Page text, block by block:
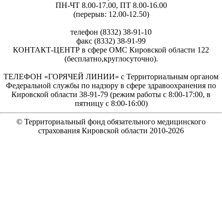
ПН-ЧТ 8.00-17.00, ПТ 8.00-16.00
(перерыв: 12.00-12.50)
телефон (8332) 38-91-10
факс (8332) 38-91-99
КОНТАКТ-ЦЕНТР в сфере ОМС Кировской области 122
(бесплатно,круглосуточно).
ТЕЛЕФОН «ГОРЯЧЕЙ ЛИНИИ» с Территориальным органом
Федеральной службы по надзору в сфере здравоохранения по
Кировской области 38-91-79 (режим работы с 8:00-17:00, в
пятницу с 8:00-16:00)
© Территориальный фонд обязательного медицинского
страхования Кировской области 2010-2026